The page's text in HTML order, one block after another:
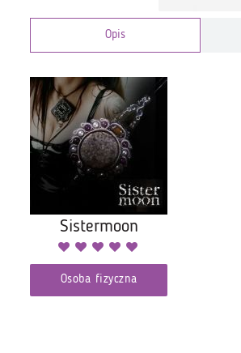
Opis
Sistermoon
Osoba fizyczna